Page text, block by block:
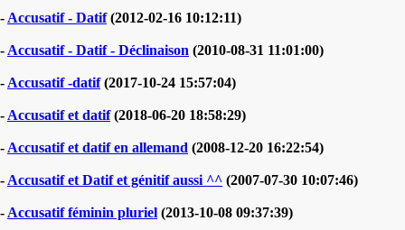
- Accusatif - Datif(2012-02-16 10:12:11)
- Accusatif - Datif - Déclinaison (2010-08-31 11:01:00)
- Accusatif -datif(2017-10-24 15:57:04)
- Accusatif et datif(2018-06-20 18:58:29)
- Accusatif et datif en allemand (2008-12-20 16:22:54)
- Accusatif et Datif et génitif aussi ^^ (2007-07-30 10:07:46)
- Accusatif féminin pluriel (2013-10-08 09:37:39)